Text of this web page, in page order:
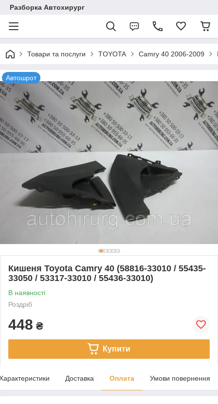
Разборка Автохирург
Товари та послуги TOYOTA Camry 40 2006-2009
Автошрот
Кишеня Toyota Camry 40 (58816-33010 / 55435-
33050 / 53317-33010 / 55436-33010)
В наявності
Роздріб
448 ₴
Купити
Доставка Оплата Умови повернення